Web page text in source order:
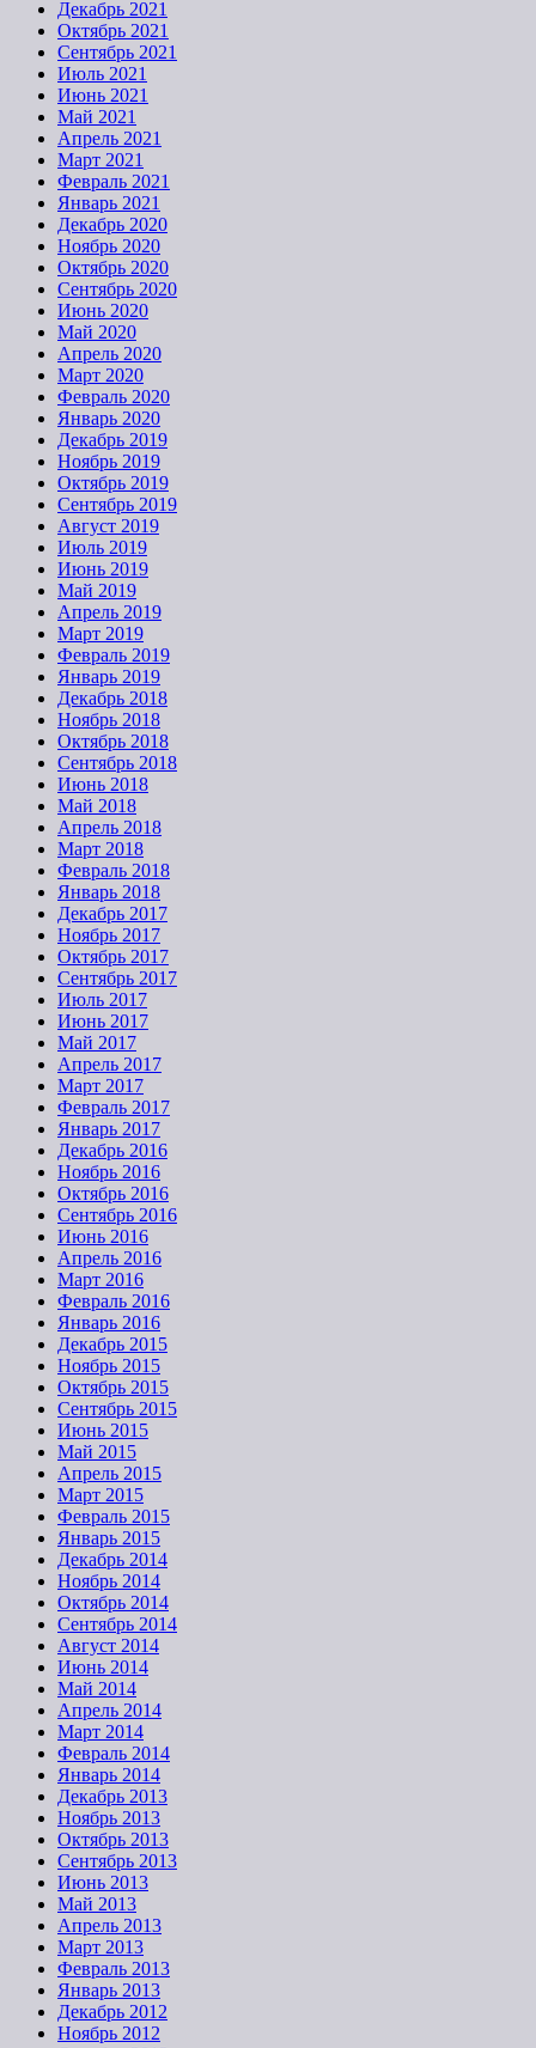
Декабрь 2021
Октябрь 2021
Сентябрь 2021
Июль 2021
Июнь 2021
Май 2021
Апрель 2021
Март 2021
Февраль 2021
Январь 2021
Декабрь 2020
Ноябрь 2020
Октябрь 2020
Сентябрь 2020
Июнь 2020
Май 2020
Апрель 2020
Март 2020
Февраль 2020
Январь 2020
Декабрь 2019
Ноябрь 2019
Октябрь 2019
Сентябрь 2019
Август 2019
Июль 2019
Июнь 2019
Май 2019
Апрель 2019
Март 2019
Февраль 2019
Январь 2019
Декабрь 2018
Ноябрь 2018
Октябрь 2018
Сентябрь 2018
Июнь 2018
Май 2018
Апрель 2018
Март 2018
Февраль 2018
Январь 2018
Декабрь 2017
Ноябрь 2017
Октябрь 2017
Сентябрь 2017
Июль 2017
Июнь 2017
Май 2017
Апрель 2017
Март 2017
Февраль 2017
Январь 2017
Декабрь 2016
Ноябрь 2016
Октябрь 2016
Сентябрь 2016
Июнь 2016
Апрель 2016
Март 2016
Февраль 2016
Январь 2016
Декабрь 2015
Ноябрь 2015
Октябрь 2015
Сентябрь 2015
Июнь 2015
Май 2015
Апрель 2015
Март 2015
Февраль 2015
Январь 2015
Декабрь 2014
Ноябрь 2014
Октябрь 2014
Сентябрь 2014
Август 2014
Июнь 2014
Май 2014
Апрель 2014
Март 2014
Февраль 2014
Январь 2014
Декабрь 2013
Ноябрь 2013
Октябрь 2013
Сентябрь 2013
Июнь 2013
Май 2013
Апрель 2013
Март 2013
Февраль 2013
Январь 2013
Декабрь 2012
Ноябрь 2012